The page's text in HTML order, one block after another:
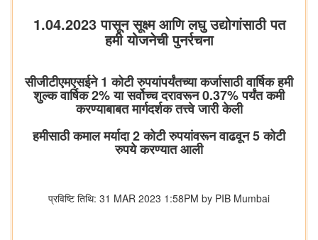
1.04.2023 पासून सूक्ष्म आणि लघु उद्योगांसाठी पत
हमी योजनेची पुनर्रचना
सीजीटीएमएसईने 1 कोटी रुपयांपर्यंतच्या कर्जासाठी वार्षिक हमी
शुल्क वार्षिक 2% या सर्वोच्च दरावरून 0.37% पर्यंत कमी
करण्याबाबत मार्गदर्शक तत्त्वे जारी केली
हमीसाठी कमाल मर्यादा 2 कोटी रुपयांवरून वाढवून 5 कोटी
रुपये करण्यात आली
प्रविष्टि तिथि: 31 MAR 2023 1:58PM by PIB Mumbai